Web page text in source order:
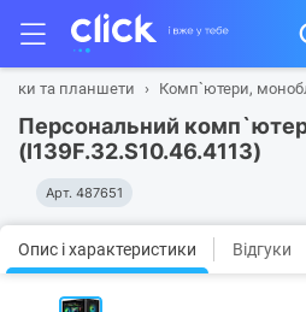
та планшети Комп`ютери,
Персональний комп`ютер
(I139F.32.S10.46.4113)
Арт. 487651
Опис і характеристики Відгуки